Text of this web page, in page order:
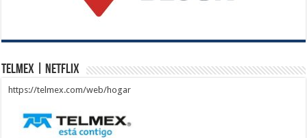
Telmex | Netflix
https://telmex.com/web/hogar